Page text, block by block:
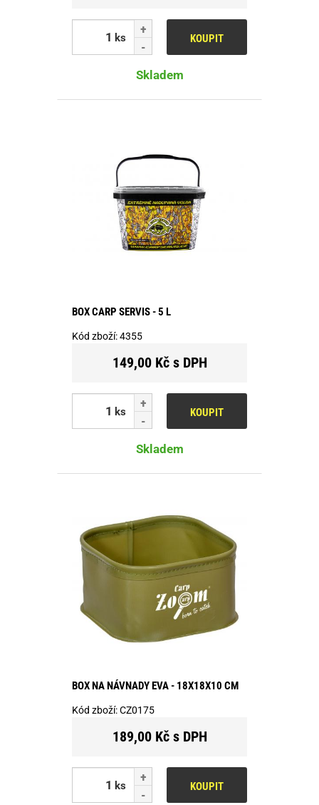
ks KOUPIT
Skladem
BOX CARP SERVIS - 5 L
Kód zboží:4355
149,00 Kč s DPH
ks KOUPIT
Skladem
BOX NA NÁVNADY EVA - 18X18X10 CM
Kód zboží:CZ0175
189,00 Kč s DPH
ks KOUPIT